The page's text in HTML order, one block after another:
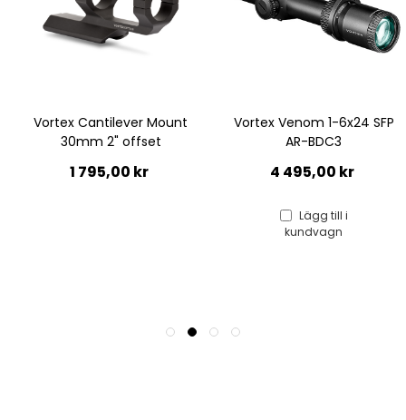
Vortex Venom 1-6x24 SFP
AR-BDC3
4 495,00 kr
Vortex Tactical Ring 30mm,
MEDIUM
395,00 kr
Lägg till i
kundvagn